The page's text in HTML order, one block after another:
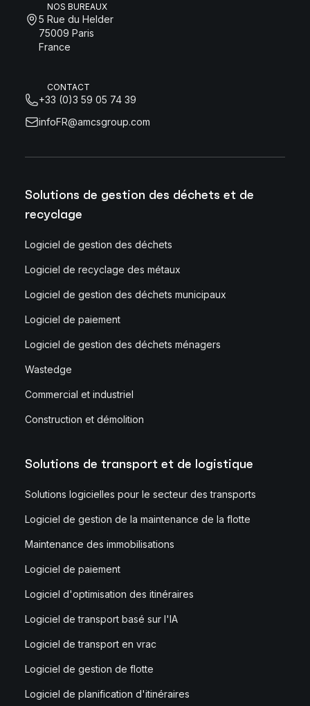
NOS BUREAUX
5 Rue du Helder
75009 Paris
France
CONTACT
+33 (0)3 59 05 74 39
infoFR@amcsgroup.com
Solutions de gestion des déchets et de
recyclage
Logiciel de gestion des déchets
Logiciel de recyclage des métaux
Logiciel de gestion des déchets municipaux
Logiciel de paiement
Logiciel de gestion des déchets ménagers
Wastedge
Commercial et industriel
Construction et démolition
Solutions de transport et de logistique
Solutions logicielles pour le secteur des transports
Logiciel de gestion de la maintenance de la flotte
Maintenance des immobilisations
Logiciel de paiement
Logiciel d'optimisation des itinéraires
Logiciel de transport basé sur l'IA
Logiciel de transport en vrac
Logiciel de gestion de flotte
Logiciel de planification d'itinéraires